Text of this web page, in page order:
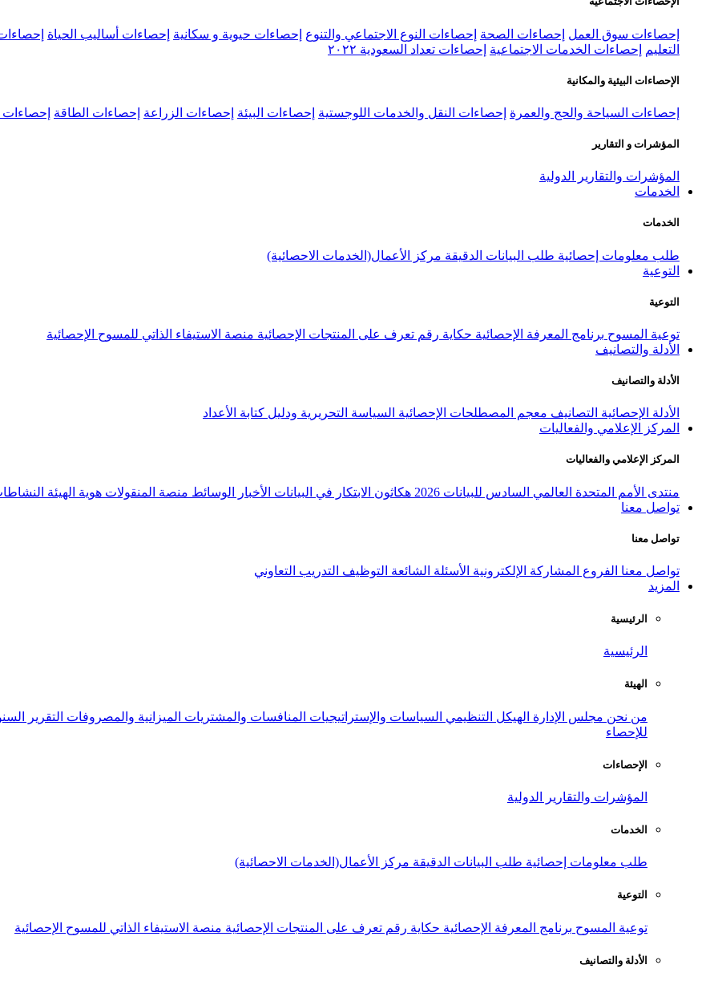
إحصاءات سوق العمل إحصاءات الصحة إحصاءات النوع الاجتماعي والتنوع إحصاءات حيوية و سكانية إحصاءات أساليب الحياة
التعليم
إحصاءات الخدمات الاجتماعية إحصاءات تعداد السعودية ٢٠٢٢
الإحصاءات البيئية والمكانية
إحصاءات السياحة والحج والعمرة إحصاءات النقل والخدمات اللوجستية إحصاءات البيئة إحصاءات الزراعة إحصاءات الطاقة إحصاءات
المؤشرات و التقارير
المؤشرات والتقارير الدولية
الخدمات
الخدمات
طلب معلومات إحصائية طلب البيانات الدقيقة مركز الأعمال(الخدمات الاحصائية)
التوعية
التوعية
توعية المسوح برنامج المعرفة الإحصائية حكاية رقم تعرف على المنتجات الإحصائية منصة الاستيفاء الذاتي للمسوح الإحصائية
الأدلة والتصانيف
الأدلة والتصانيف
الأدلة الإحصائية التصانيف معجم المصطلحات الإحصائية السياسة التحريرية ودليل كتابة الأعداد
المركز الإعلامي والفعاليات
المركز الإعلامي والفعاليات
منتدى الأمم المتحدة العالمي السادس للبيانات 2026 هكاثون الابتكار في البيانات الأخبار الوسائط منصة المنقولات هوية الهيئة
تواصل معنا
تواصل معنا
تواصل معنا الفروع المشاركة الإلكترونية الأسئلة الشائعة التوظيف التدريب التعاوني
المزيد
الرئيسية
الرئيسية
الهيئة
من نحن مجلس الإدارة الهيكل التنظيمي السياسات والإستراتيجيات المنافسات والمشتريات الميزانية والمصروفات التقرير
للإحصاء
الإحصاءات
المؤشرات والتقارير الدولية
الخدمات
طلب معلومات إحصائية طلب البيانات الدقيقة مركز الأعمال(الخدمات الاحصائية)
التوعية
توعية المسوح برنامج المعرفة الإحصائية حكاية رقم تعرف على المنتجات الإحصائية منصة الاستيفاء الذاتي للمسوح الإحصائية
الأدلة والتصانيف